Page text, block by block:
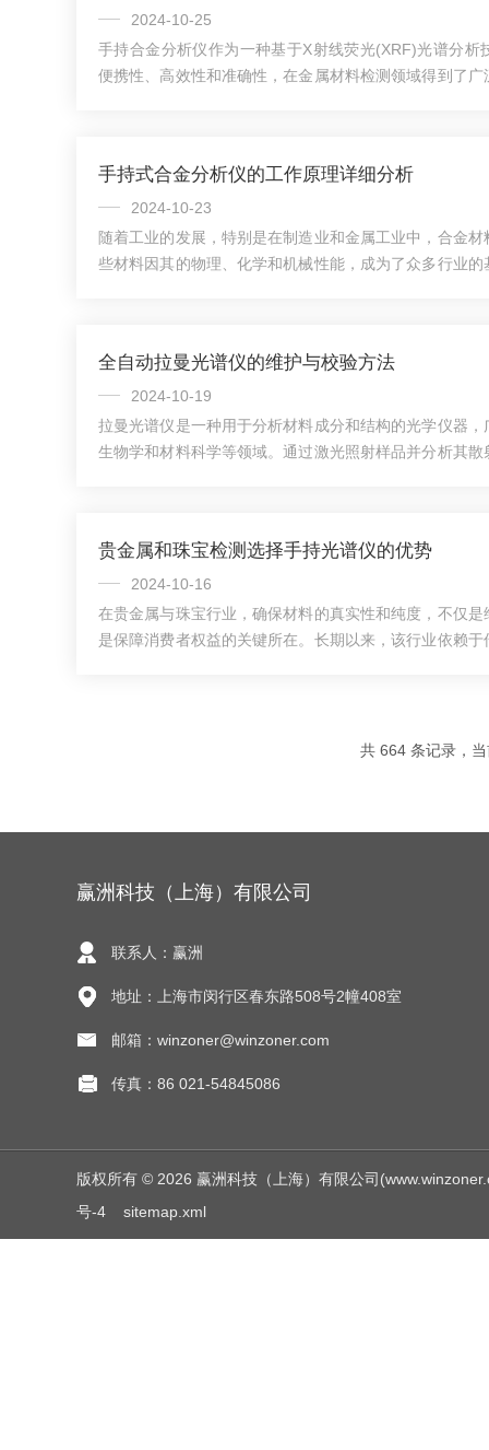
2024-10-25
手持合金分析仪作为一种基于X射线荧光(XRF)光谱分析
便携性、高效性和准确性，在金属材料检测领域得到了
工、食品加工等领域。手持合金分析仪能够快速分析不
量，确保合金质量。铝合金：铝合金因其低密度、高...
手持式合金分析仪的工作原理详细分析
2024-10-23
随着工业的发展，特别是在制造业和金属工业中，合金
些材料因其的物理、化学和机械性能，成为了众多行业
分析：这种技术利用X射线激发样品中原子的荧光辐射。
发出特定能量的荧光光子，根据这些能量的大小，...
全自动拉曼光谱仪的维护与校验方法
2024-10-19
拉曼光谱仪是一种用于分析材料成分和结构的光学仪器
生物学和材料科学等领域。通过激光照射样品并分析其
现象。当激光光束照射到样品上时，其中一部分光将被
波长保持不变，但有一小部分光的波长发生了变化，这...
贵金属和珠宝检测选择手持光谱仪的优势
2024-10-16
在贵金属与珠宝行业，确保材料的真实性和纯度，不仅
是保障消费者权益的关键所在。长期以来，该行业依赖
更能在不破坏样品的前提下完成，契合了珠宝行业对样
共 664 条记录，
赢洲科技（上海）有限公司
联系人：赢洲
地址：上海市闵行区春东路508号2幢408室
邮箱：winzoner@winzoner.com
传真：86 021-54845086
版权所有 © 2026 赢洲科技（上海）有限公司
号-4
sitemap.xml